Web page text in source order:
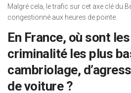
Malgré cela, le trafic sur cet axe clé du
congestionné aux heures de pointe.
En France, où sont
criminalité les plus
cambriolage,
de voiture ?